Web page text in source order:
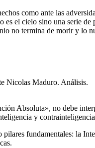
como ante las
el cielo sino una serie de
no termina de morir y lo
Nicolas Maduro. Análisis.
Absoluta», no debe
y
fundamentales: la